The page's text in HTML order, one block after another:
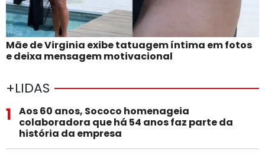
Mãe de Virginia exibe tatuagem íntima em fotos
e deixa mensagem motivacional
+LIDAS
1
Aos 60 anos, Sococo homenageia
colaboradora que há 54 anos faz parte da
história da empresa